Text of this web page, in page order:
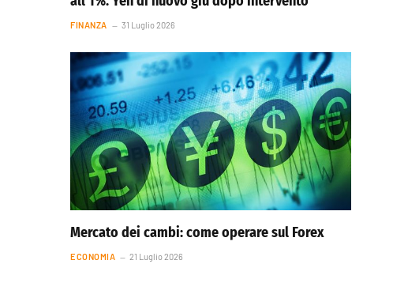
FINANZA 31 Luglio 2026
Mercato dei cambi: come operare sul Forex
ECONOMIA 21 Luglio 2026